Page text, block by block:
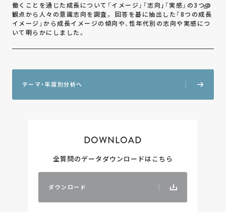
働くことを通じた成長について「イメージ」「志向｣「実感」の3つの
観点から人々の意識志向を調査。 回答を基に抽出した「8つの成長
イメージ」から成長イメージの傾向や、性年代別の志向や実感につ
いて明らかにしました。
テー マ・年度別分析へ
DOWNLOAD
全質問のデータダウンロードはこちら
ダウン ロー ド